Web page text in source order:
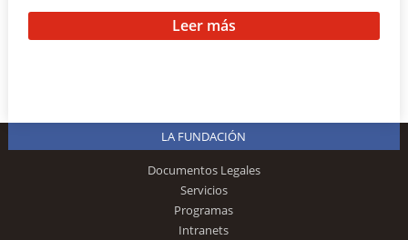
Leer más
LA FUNDACIÓN
Documentos Legales
Servicios
Programas
Intranets